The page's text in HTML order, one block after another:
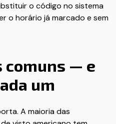
o código no sistema
o horário já marcado e sem
comuns — e
um
A maioria das